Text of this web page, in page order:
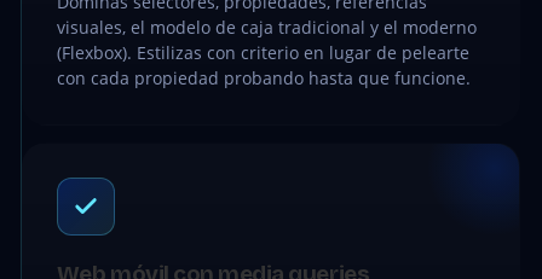
visuales, el modelo de caja tradicional y el moderno
(Flexbox). Estilizas con criterio en lugar de pelearte
con cada propiedad probando hasta que funcione.